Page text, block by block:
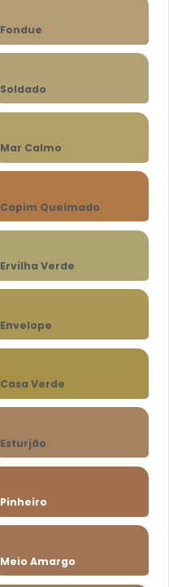
Fondue
Soldado
Mar Calmo
Capim Queimado
Ervilha Verde
Envelope
Casa Verde
Esturjão
Pinheiro
Meio Amargo